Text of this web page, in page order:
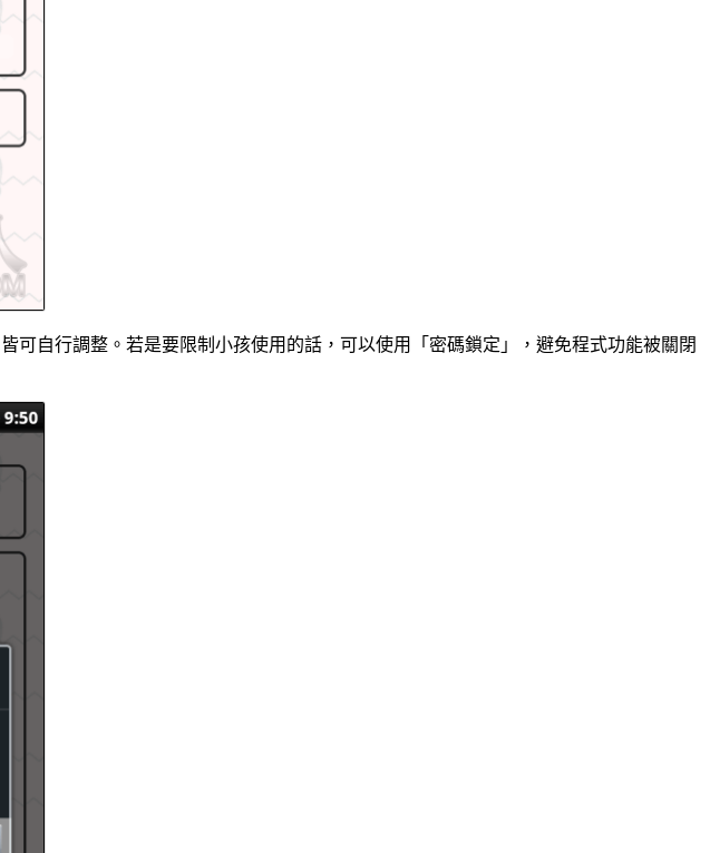
自行調整。若是要限制小孩使用的話，可以使用「密碼鎖定」，避免程式功能被關閉